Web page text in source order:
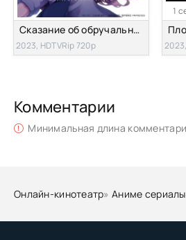
Сказание об обручальных кольцах
2023, HDTVRip 720p
1
Комментарии
Минимальная длина
Онлайн-кинотеатр»Аниме сериалы